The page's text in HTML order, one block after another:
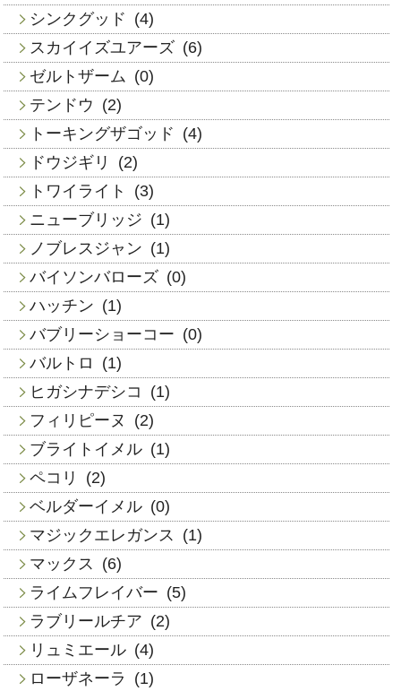
シンクグッド (4)
スカイイズユアーズ (6)
ゼルトザーム (0)
テンドウ (2)
トーキングザゴッド (4)
ドウジギリ
(2)
トワイライト
(3)
ニューブリッジ (1)
ノブレスジャン (1)
バイソンバローズ (0)
ハッチン (1)
バブリーショーコー (0)
バルトロ
(1)
ヒガシナデシコ
(1)
フィリピーヌ
(2)
ブライトイメル (1)
ペコリ
(2)
ベルダーイメル (0)
マジックエレガンス
(1)
マックス
(6)
ライムフレイバー (5)
ラブリールチア (2)
リュミエール (4)
ローザネーラ
(1)